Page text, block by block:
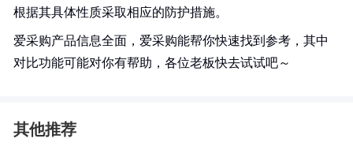
根据其具体性质采取相应的防护措施。
爱采购产品信息全面，爱采购能帮你快速找到参考，其中
对比功能可能对你有帮助，各位老板快去试试吧～
其他推荐